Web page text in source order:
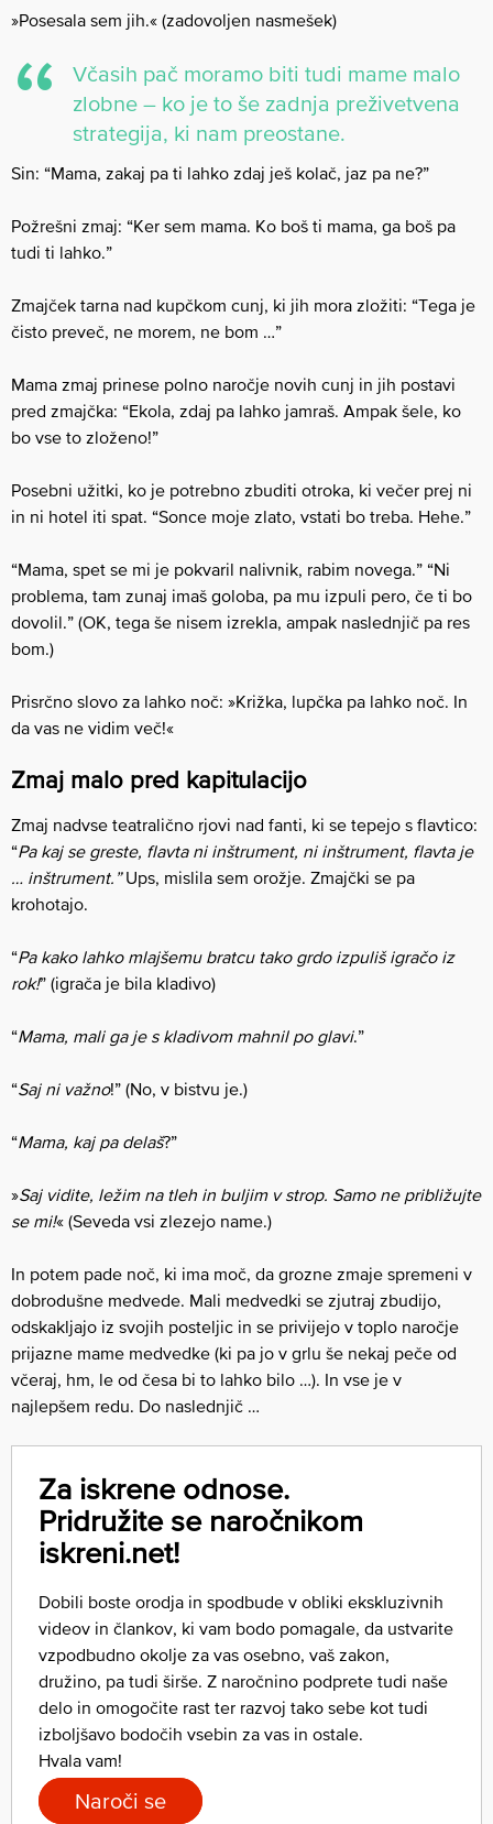
»Posesala sem jih.« (zadovoljen nasmešek)
Včasih pač moramo biti tudi mame malo
zlobne – ko je to še zadnja preživetvena
strategija, ki nam preostane.
Sin: “Mama, zakaj pa ti lahko zdaj ješ kolač, jaz pa ne?”
Požrešni zmaj: “Ker sem mama. Ko boš ti mama, ga boš pa
tudi ti lahko.”
Zmajček tarna nad kupčkom cunj, ki jih mora zložiti: “Tega je
čisto preveč, ne morem, ne bom …”
Mama zmaj prinese polno naročje novih cunj in jih postavi
pred zmajčka: “Ekola, zdaj pa lahko jamraš. Ampak šele, ko
bo vse to zloženo!”
Posebni užitki, ko je potrebno zbuditi otroka, ki večer prej ni
in ni hotel iti spat. “Sonce moje zlato, vstati bo treba. Hehe.”
“Mama, spet se mi je pokvaril nalivnik, rabim novega.” “Ni
problema, tam zunaj imaš goloba, pa mu izpuli pero, če ti bo
dovolil.” (OK, tega še nisem izrekla, ampak naslednjič pa res
bom.)
Prisrčno slovo za lahko noč: »Križka, lupčka pa lahko noč. In
da vas ne vidim več!«
Zmaj malo pred kapitulacijo
Zmaj nadvse teatralično rjovi nad fanti, ki se tepejo s flavtico:
“Pa kaj se greste, flavta ni inštrument, ni inštrument, flavta je
… inštrument.”Ups, mislila sem orožje. Zmajčki se pa
krohotajo.
“Pa kako lahko mlajšemu bratcu tako grdo izpuliš igračo iz
rok!” (igrača je bila kladivo)
“Mama, mali ga je s kladivom mahnil po glavi.”
“Saj ni važno!” (No, v bistvu je.)
“Mama, kaj pa delaš?”
»Saj vidite, ležim na tleh in buljim v strop. Samo ne približujte
se mi!« (Seveda vsi zlezejo name.)
In potem pade noč, ki ima moč, da grozne zmaje spremeni v
dobrodušne medvede. Mali medvedki se zjutraj zbudijo,
odskakljajo iz svojih posteljic in se privijejo v toplo naročje
prijazne mame medvedke (ki pa jo v grlu še nekaj peče od
včeraj, hm, le od česa bi to lahko bilo …). In vse je v
najlepšem redu. Do naslednjič …
Za iskrene odnose.
Pridružite se naročnikom
iskreni.net!
Dobili boste orodja in spodbude v obliki ekskluzivnih
videov in člankov, ki vam bodo pomagale, da ustvarite
vzpodbudno okolje za vas osebno, vaš zakon,
družino, pa tudi širše. Z naročnino podprete tudi naše
delo in omogočite rast ter razvoj tako sebe kot tudi
izboljšavo bodočih vsebin za vas in ostale.
Hvala vam!
Naroči se